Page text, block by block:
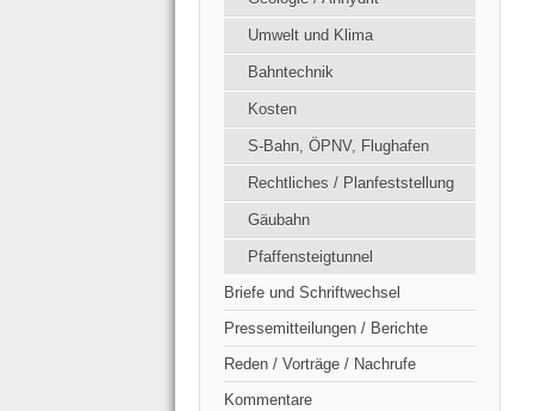
Umwelt und Klima
Bahntechnik
Kosten
S-Bahn, ÖPNV, Flughafen
Rechtliches / Planfeststellung
Gäubahn
Pfaffensteigtunnel
Briefe und Schriftwechsel
Pressemitteilungen / Berichte
Reden / Vorträge / Nachrufe
Kommentare